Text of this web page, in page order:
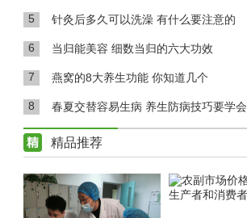
5 针灸后多久可以洗澡 有什么要注意的
6 当归能美容 细数当归的六大功效
7 燕窝的8大养生功能 你知道几个
8 春夏交替容易生病 养生防病技巧要学会
精品推荐